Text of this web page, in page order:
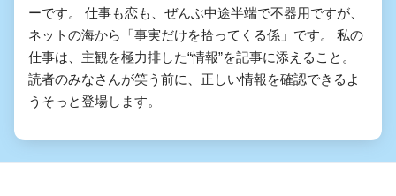
ーです。 仕事も恋も、ぜんぶ中途半端で不器用ですが、
ネットの海から「事実だけを拾ってくる係」です。 私の
仕事は、主観を極力排した“情報”を記事に添えること。
読者のみなさんが笑う前に、正しい情報を確認できるよ
うそっと登場します。